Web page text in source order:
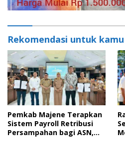
Rekomendasi untuk kamu
Pemkab Majene Terapkan
Sistem Payroll Retribusi
Persampahan bagi ASN,